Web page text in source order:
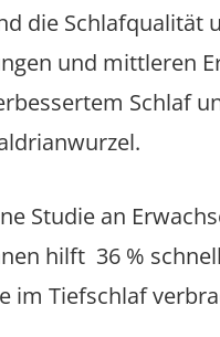
die Schlafqualität
und mittleren
Schlaf
Studie an
hilft 36 %
im Tiefschlaf